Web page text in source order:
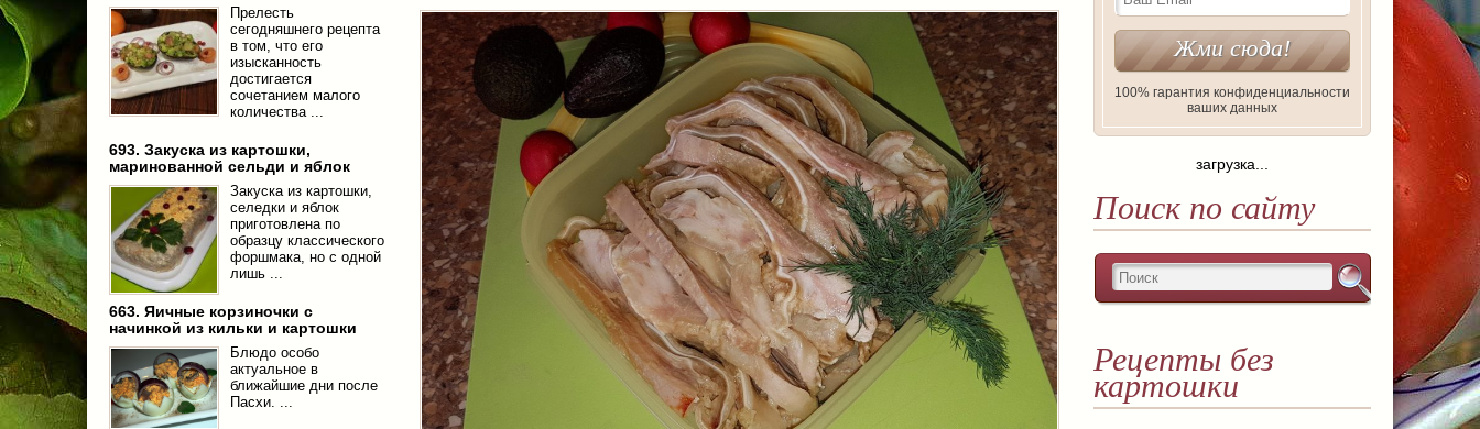
Прелесть
сегодняшнего рецепта
в том, что его
изысканность
достигается
сочетанием малого
количества ...
693. Закуска из картошки,
маринованной сельди и яблок
Закуска из картошки,
селедки и яблок
приготовлена по
образцу классического
форшмака, но с одной
лишь ...
663. Яичные корзиночки с
начинкой из кильки и картошки
Блюдо особо
актуальное в
ближайшие дни после
Пасхи. ...
100% гарантия конфиденциальности
ваших данных
загрузка...
Поиск по сайту
Рецепты без
картошки